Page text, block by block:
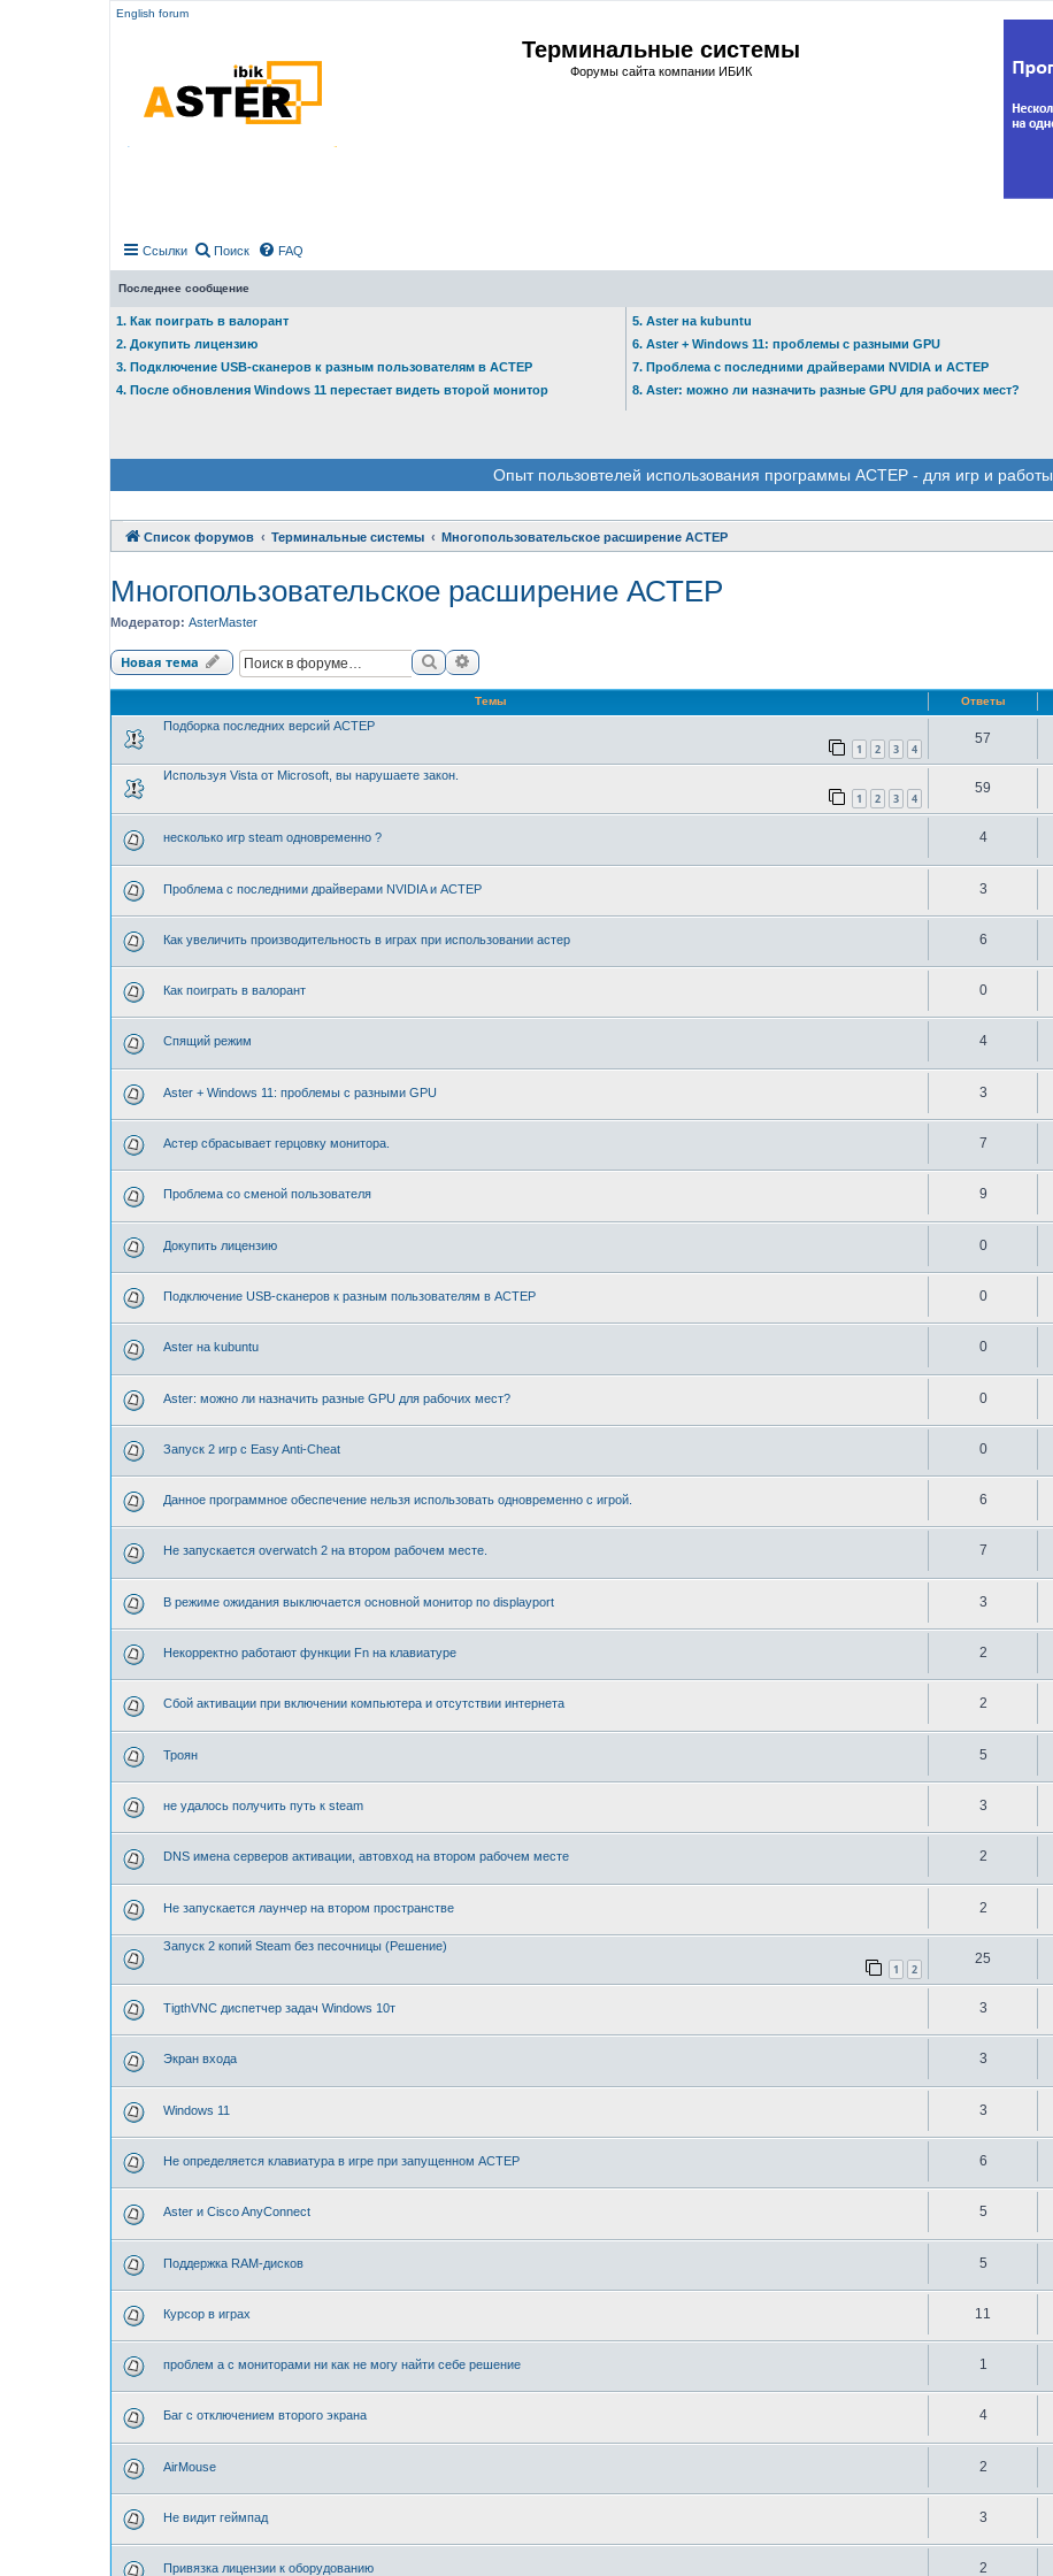
English forum
Терминальные системы
Форумы сайта компании ИБИК
Ссылки Поиск FAQ
Последнее сообщение
1. Как поиграть в валорант
2. Докупить лицензию
3. Подключение USB-сканеров к разным пользователям в АСТЕР
4. После обновления Windows 11 перестает видеть второй монитор
5. Aster на kubuntu
6. Aster + Windows 11: проблемы с разными GPU
7. Проблема с последними драйверами NVIDIA и АСТЕР
8. Aster: можно ли назначить разные GPU для рабочих мест?
Опыт пользовтелей использования программы АСТЕР - для игр и работы
Список форумов Терминальные системы Многопользовательское расширение АСТЕР
Многопользовательское расширение АСТЕР
Модератор: AsterMaster
Новая тема ПоискРасширенный поиск
Темы Ответы
Подборка последних версий АСТЕР
1 2 3 4
57
Используя Vista от Microsoft, вы нарушаете закон.
1 2 3 4
59
несколько игр steam одновременно ? 4
Проблема с последними драйверами NVIDIA и АСТЕР 3
Как увеличить производительность в играх при использовании астер 6
Как поиграть в валорант 0
Спящий режим 4
Aster + Windows 11: проблемы с разными GPU 3
Астер сбрасывает герцовку монитора. 7
Проблема со сменой пользователя 9
Докупить лицензию 0
Подключение USB-сканеров к разным пользователям в АСТЕР 0
Aster на kubuntu 0
Aster: можно ли назначить разные GPU для рабочих мест? 0
Запуск 2 игр с Easy Anti-Cheat 0
Данное программное обеспечение нельзя использовать одновременно с игрой. 6
Не запускается overwatch 2 на втором рабочем месте. 7
В режиме ожидания выключается основной монитор по displayport 3
Некорректно работают функции Fn на клавиатуре 2
Сбой активации при включении компьютера и отсутствии интернета 2
Троян 5
не удалось получить путь к steam 3
DNS имена серверов активации, автовход на втором рабочем месте 2
Не запускается лаунчер на втором пространстве 2
Запуск 2 копий Steam без песочницы (Решение)
1 2
25
TigthVNC диспетчер задач Windows 10т 3
Экран входа 3
Windows 11 3
Не определяется клавиатура в игре при запущенном АСТЕР 6
Aster и Cisco AnyConnect 5
Поддержка RAM-дисков 5
Курсор в играх 11
проблем а с мониторами ни как не могу найти себе решение 1
Баг с отключением второго экрана 4
AirMouse 2
Не видит геймпад 3
Привязка лицензии к оборудованию 2